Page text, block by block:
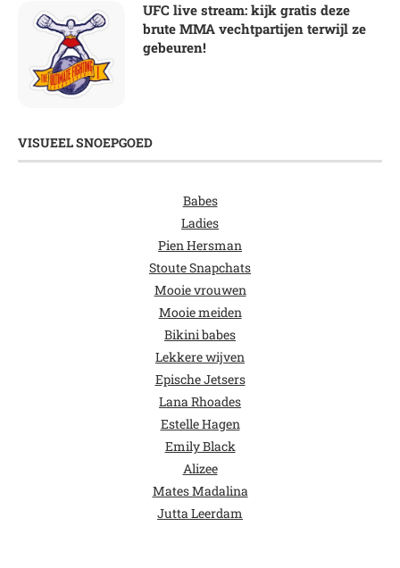
UFC live stream: kijk gratis deze
brute MMA vechtpartijen terwijl ze
gebeuren!
VISUEEL SNOEPGOED
Babes
Ladies
Pien Hersman
Stoute Snapchats
Mooie vrouwen
Mooie meiden
Bikini babes
Lekkere wijven
Epische Jetsers
Lana Rhoades
Estelle Hagen
Emily Black
Alizee
Mates Madalina
Jutta Leerdam